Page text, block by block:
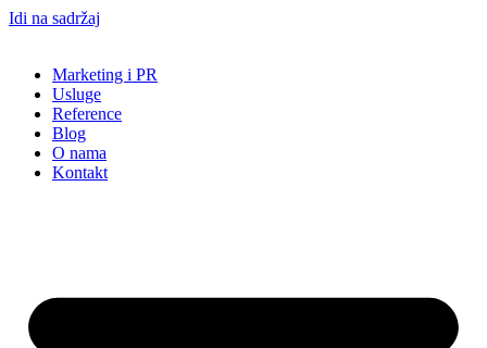
Idi na sadržaj
Marketing i PR
Usluge
Reference
Blog
O nama
Kontakt